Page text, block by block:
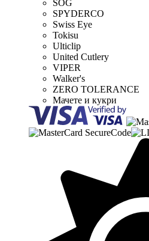
SOG
SPYDERCO
Swiss Eye
Tokisu
Ulticlip
United Cutlery
VIPER
Walker's
ZERO TOLERANCE
Мачете и кукри